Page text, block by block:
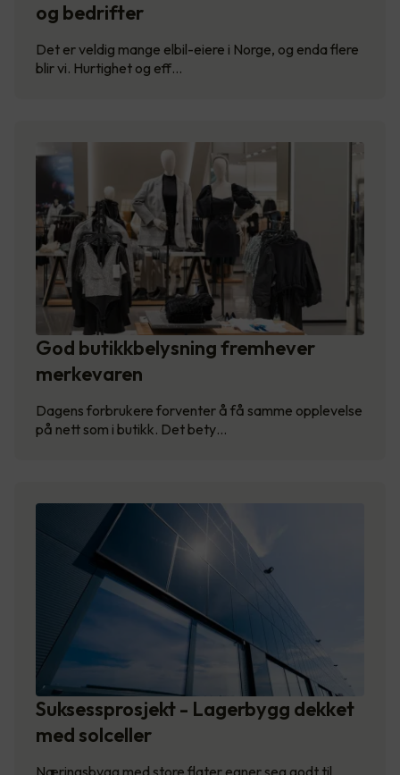
og bedrifter
Det er veldig mange elbil-eiere i Norge, og enda flere
blir vi. Hurtighet og eff…
God butikkbelysning fremhever
merkevaren
Dagens forbrukere forventer å få samme opplevelse
på nett som i butikk. Det bety…
Suksessprosjekt - Lagerbygg dekket
med solceller